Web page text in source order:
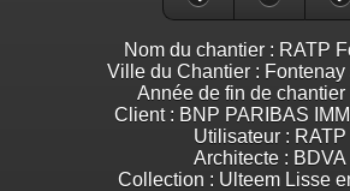
Nom du chantier : RATP
Ville du Chantier :
Année de fin de chantier
Client : BNP PARIBAS
Utilisateur : RATP
Architecte : BDVA
Collection : Ulteem Lisse